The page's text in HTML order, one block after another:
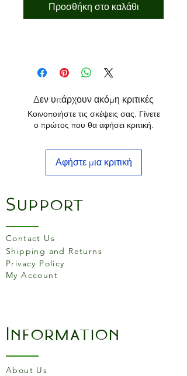
Προσθήκη στο καλάθι
Δεν υπάρχουν ακόμη κριτικές
Κοινοποιήστε τις σκέψεις σας. Γίνετε
ο πρώτος που θα αφήσει κριτική.
Αφήστε μια κριτική
Support
Contact Us
Shipping and Returns
Privacy Policy
My Account
Information
About Us